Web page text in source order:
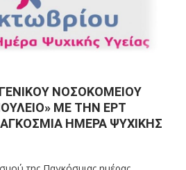
ΝΟΣΟΚΟΜΕΙΟΥ
ΜΕ ΤΗΝ ΕΡΤ
ΗΜΕΡΑ ΨΥΧΙΚΗΣ